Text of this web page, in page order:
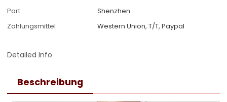
Port
Shenzhen
Zahlungsmittel
Western Union, T/T, Paypal
Detailed Info
Beschreibung